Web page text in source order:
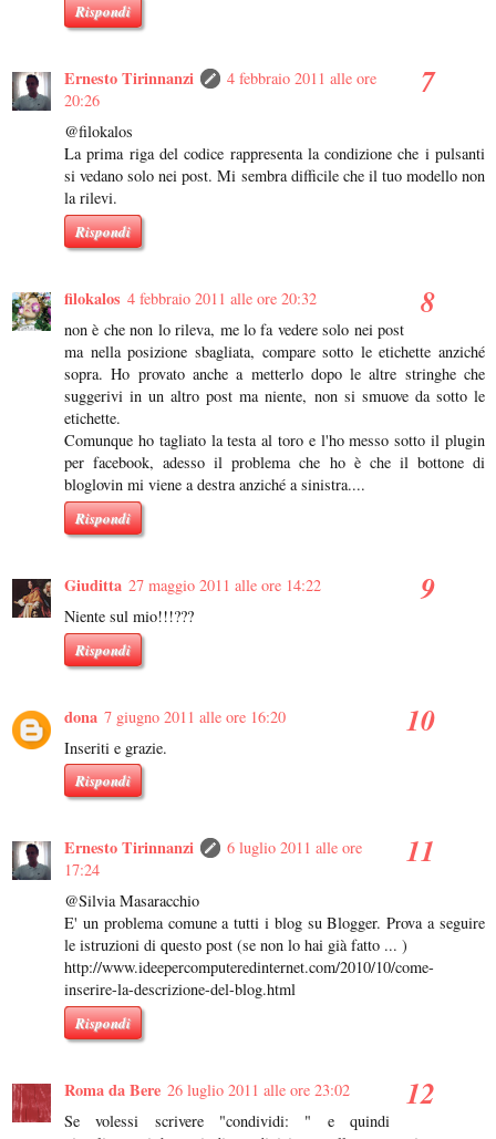
Rispondi
Ernesto Tirinnanzi
4 febbraio 2011 alle ore
20:26
@filokalos
La prima riga del codice rappresenta la condizione che i pulsanti
si vedano solo nei post. Mi sembra difficile che il tuo modello non
la rilevi.
Rispondi
filokalos 4 febbraio 2011 alle ore 20:32
non è che non lo rileva, me lo fa vedere solo nei post
ma nella posizione sbagliata, compare sotto le etichette anziché
sopra. Ho provato anche a metterlo dopo le altre stringhe che
suggerivi in un altro post ma niente, non si smuove da sotto le
etichette.
Comunque ho tagliato la testa al toro e l'ho messo sotto il plugin
per facebook, adesso il problema che ho è che il bottone di
bloglovin mi viene a destra anziché a sinistra....
Rispondi
Giuditta 27 maggio 2011 alle ore 14:22
Niente sul mio!!!???
Rispondi
dona 7 giugno 2011 alle ore 16:20
Inseriti e grazie.
Rispondi
Ernesto Tirinnanzi
6 luglio 2011 alle ore
17:24
@Silvia Masaracchio
E' un problema comune a tutti i blog su Blogger. Prova a seguire
le istruzioni di questo post (se non lo hai già fatto ... )
http://www.ideepercomputeredinternet.com/2010/10/come-
inserire-la-descrizione-del-blog.html
Rispondi
Roma da Bere 26 luglio 2011 alle ore 23:02
Se volessi scrivere "condividi: " e quindi